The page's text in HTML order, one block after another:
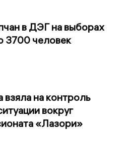
в ДЭГ на выборах
3700 человек
взяла на контроль
вокруг
«Лазори»